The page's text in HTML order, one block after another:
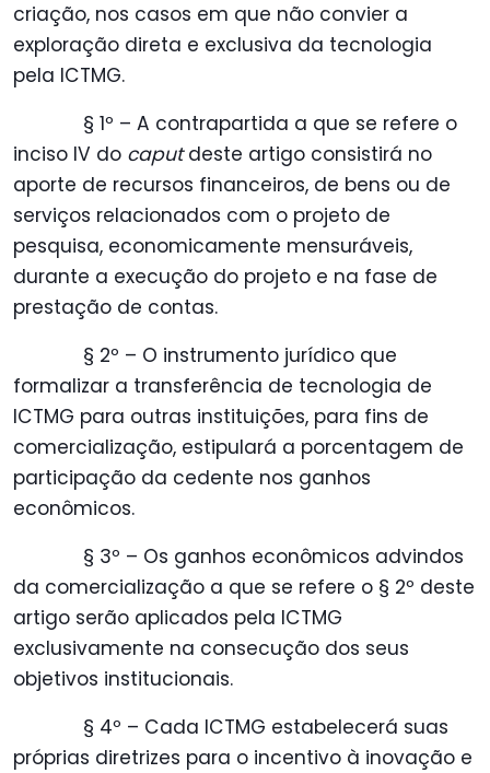
criação, nos casos em que não convier a
exploração direta e exclusiva da tecnologia
pela ICTMG.
§ 1º – A contrapartida a que se refere o
inciso IV do caputdeste artigo consistirá no
aporte de recursos financeiros, de bens ou de
serviços relacionados com o projeto de
pesquisa, economicamente mensuráveis,
durante a execução do projeto e na fase de
prestação de contas.
§ 2º – O instrumento jurídico que
formalizar a transferência de tecnologia de
ICTMG para outras instituições, para fins de
comercialização, estipulará a porcentagem de
participação da cedente nos ganhos
econômicos.
§ 3º – Os ganhos econômicos advindos
da comercialização a que se refere o § 2º deste
artigo serão aplicados pela ICTMG
exclusivamente na consecução dos seus
objetivos institucionais.
§ 4º – Cada ICTMG estabelecerá suas
próprias diretrizes para o incentivo à inovação e